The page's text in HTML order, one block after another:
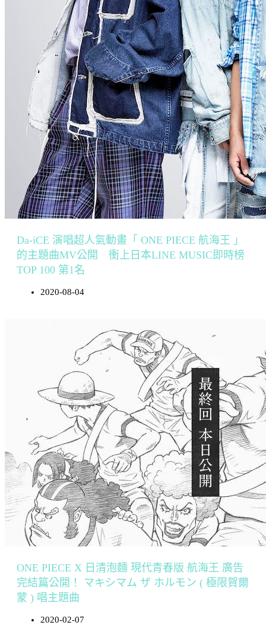
Da-iCE 演唱超人氣動畫「 ONE PIECE 航海王 」
的主題曲MV公開 衝上日本LINE MUSIC即時榜
TOP 100 第1名
2020-08-04
ONE PIECE X 日清泡麵 現代青春版 航海王 廣告
完結篇公開！ マキシマム ザ ホルモン ( 極限賀爾
蒙 ) 唱主題曲
2020-02-07